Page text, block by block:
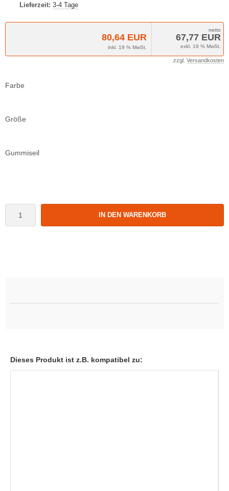
Lieferzeit: 3-4 Tage
80,64 EUR
inkl. 19 % MwSt.
67,77 EUR
exkl. 19 % MwSt.
zzgl. Versandkosten
Farbe
Größe
Gummiseil
IN DEN WARENKORB
Dieses Produkt ist z.B. kompatibel zu: